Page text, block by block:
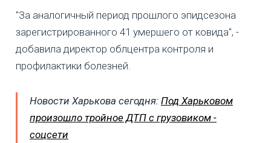
"За аналогичный период прошлого эпидсезона
зарегистрированного 41 умершего от ковида", -
добавила директор облцентра контроля и
профилактики болезней.
Новости Харькова сегодня: Под Харьковом
произошло тройное ДТП с грузовиком -
соцсети